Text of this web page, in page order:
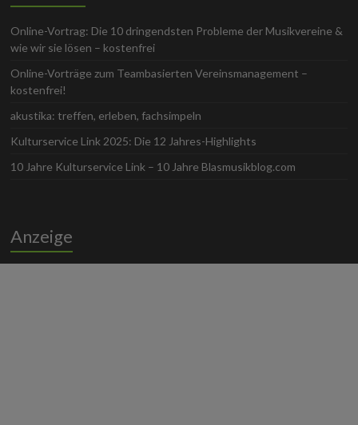
Online-Vortrag: Die 10 dringendsten Probleme der Musikvereine &
wie wir sie lösen – kostenfrei
Online-Vorträge zum Teambasierten Vereinsmanagement –
kostenfrei!
akustika: treffen, erleben, fachsimpeln
Kulturservice Link 2025: Die 12 Jahres-Highlights
10 Jahre Kulturservice Link – 10 Jahre Blasmusikblog.com
Anzeige